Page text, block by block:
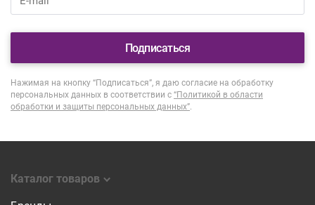
Подписаться
Нажимая на кнопку “Подписаться”, я даю согласие на обработку
персональных данных в соответствии с “Политикой в области
обработки и защиты персональных данных”.
Каталог товаров